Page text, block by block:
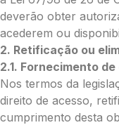
O que
Ramo
Palma
Cruz
Coração
deverão obter
acederem ou
2. Retificação ou
2.1. Fornecimento
Nos termos da
direito de acesso,
cumprimento desta